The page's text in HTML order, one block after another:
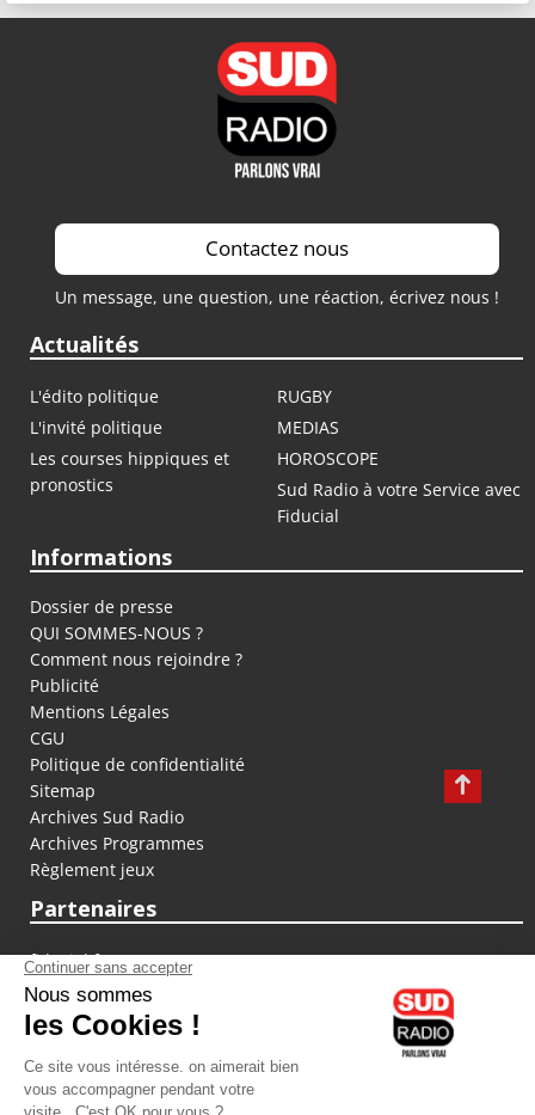
Contactez nous
Un message, une question, une réaction, écrivez nous !
Actualités
L'édito politique
RUGBY
L'invité politique
MEDIAS
Les courses hippiques et
pronostics
HOROSCOPE
Sud Radio à votre Service avec
Fiducial
Informations
Dossier de presse
QUI SOMMES-NOUS ?
Comment nous rejoindre ?
Publicité
Mentions Légales
CGU
Politique de confidentialité
Sitemap
Archives Sud Radio
Archives Programmes
Règlement jeux
Partenaires
fiducial.fr
lyoncapitale.fr
olympique-et-lyonnais.com
L'application Iphone / Android